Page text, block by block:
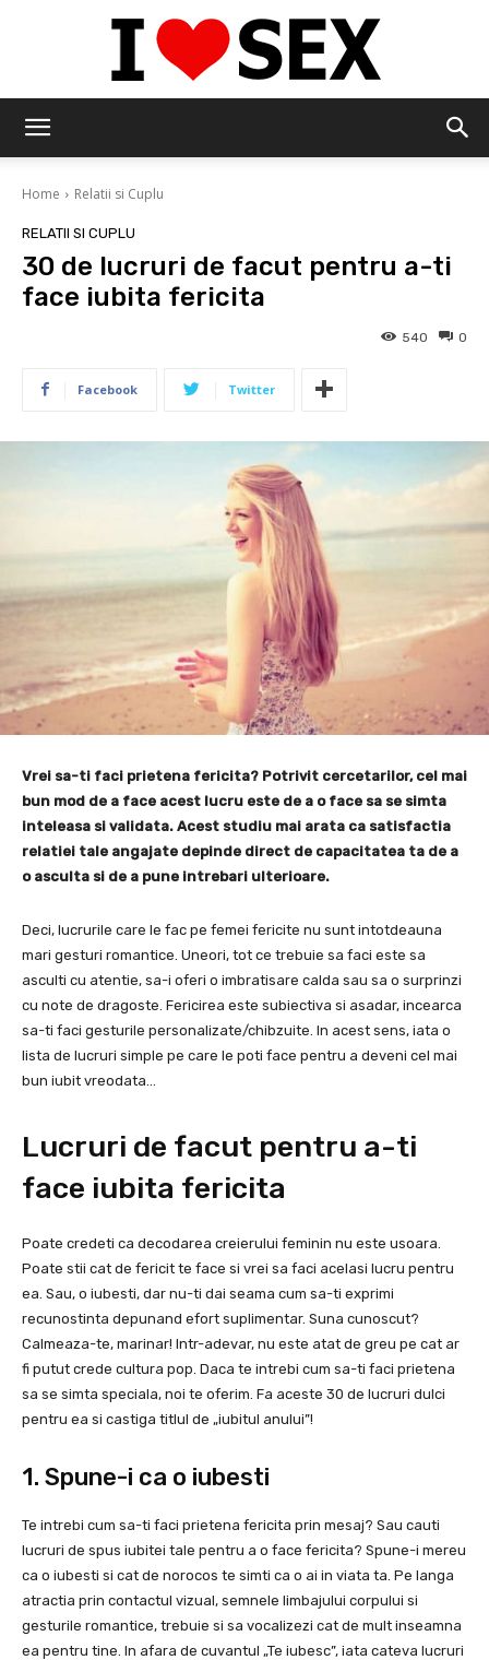
Home Relatii si Cuplu
RELATII SI CUPLU
30 de lucruri de facut pentru a-ti
face iubita fericita
0
540
Facebook Twitter
Vrei sa-ti faci prietena fericita? Potrivit cercetarilor, cel mai
bun mod de a face acest lucru este de a o face sa se simta
inteleasa si validata. Acest studiu mai arata ca satisfactia
relatiei tale angajate depinde direct de capacitatea ta de a
o asculta si de a pune intrebari ulterioare.
Deci, lucrurile care le fac pe femei fericite nu sunt intotdeauna
mari gesturi romantice. Uneori, tot ce trebuie sa faci este sa
asculti cu atentie, sa-i oferi o imbratisare calda sau sa o surprinzi
cu note de dragoste. Fericirea este subiectiva si asadar, incearca
sa-ti faci gesturile personalizate/chibzuite. In acest sens, iata o
lista de lucruri simple pe care le poti face pentru a deveni cel mai
bun iubit vreodata…
Lucruri de facut pentru a-ti
face iubita fericita
Poate credeti ca decodarea creierului feminin nu este usoara.
Poate stii cat de fericit te face si vrei sa faci acelasi lucru pentru
ea. Sau, o iubesti, dar nu-ti dai seama cum sa-ti exprimi
recunostinta depunand efort suplimentar. Suna cunoscut?
Calmeaza-te, marinar! Intr-adevar, nu este atat de greu pe cat ar
fi putut crede cultura pop. Daca te intrebi cum sa-ti faci prietena
sa se simta speciala, noi te oferim. Fa aceste 30 de lucruri dulci
pentru ea si castiga titlul de „iubitul anului”!
1. Spune-i ca o iubesti
Te intrebi cum sa-ti faci prietena fericita prin mesaj? Sau cauti
lucruri de spus iubitei tale pentru a o face fericita? Spune-i mereu
ca o iubesti si cat de norocos te simti ca o ai in viata ta. Pe langa
atractia prin contactul vizual, semnele limbajului corpului si
gesturile romantice, trebuie si sa vocalizezi cat de mult inseamna
ea pentru tine. In afara de cuvantul „Te iubesc”, iata cateva lucruri